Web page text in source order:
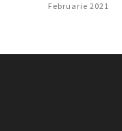
Februarie 2021